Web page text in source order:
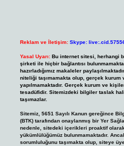
Reklam ve İletişim: Skype:
Yasal Uyarı: Bu internet sitesi, herhangi
şirketi ile hiçbir bağlantısı
hazırladığımız makaleler
niteliği taşımamakta olup, gerçek kurum
yapılmamaktadır. Gerçek kurum ve
tesadüfidir. Sitemizdeki bilgiler taslak
taşımazlar.
Sitemiz, 5651 Sayılı Kanun gereğince
(BTK) tarafından onaylanmış bir Yer
nedenle, sitedeki içerikleri proaktif
yükümlülüğümüz bulunmamaktadır.
sorumluluğunu taşımakta olup, siteye